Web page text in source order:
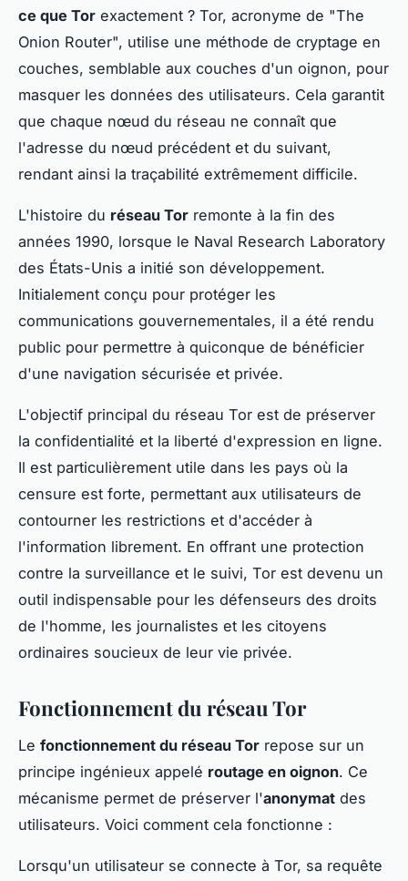
ce que Tor exactement ? Tor, acronyme de "The
Onion Router", utilise une méthode de cryptage en
couches, semblable aux couches d'un oignon, pour
masquer les données des utilisateurs. Cela garantit
que chaque nœud du réseau ne connaît que
l'adresse du nœud précédent et du suivant,
rendant ainsi la traçabilité extrêmement difficile.
L'histoire du réseau Tor remonte à la fin des
années 1990, lorsque le Naval Research Laboratory
des États-Unis a initié son développement.
Initialement conçu pour protéger les
communications gouvernementales, il a été rendu
public pour permettre à quiconque de bénéficier
d'une navigation sécurisée et privée.
L'objectif principal du réseau Tor est de préserver
la confidentialité et la liberté d'expression en ligne.
Il est particulièrement utile dans les pays où la
censure est forte, permettant aux utilisateurs de
contourner les restrictions et d'accéder à
l'information librement. En offrant une protection
contre la surveillance et le suivi, Tor est devenu un
outil indispensable pour les défenseurs des droits
de l'homme, les journalistes et les citoyens
ordinaires soucieux de leur vie privée.
Fonctionnement du réseau Tor
Le fonctionnement du réseau Tor repose sur un
principe ingénieux appelé routage en oignon. Ce
mécanisme permet de préserver l'anonymat des
utilisateurs. Voici comment cela fonctionne :
Lorsqu'un utilisateur se connecte à Tor, sa requête